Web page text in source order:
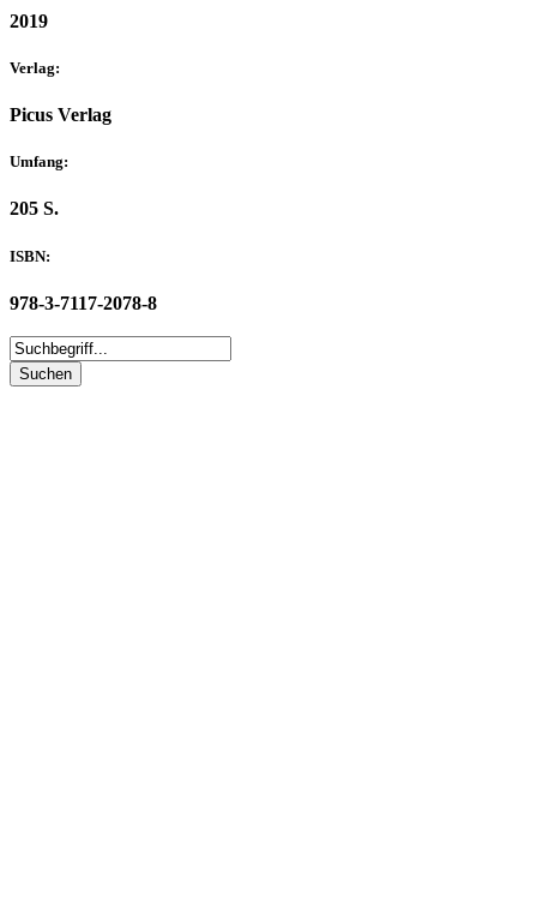
2019
Verlag:
Picus Verlag
Umfang:
205 S.
ISBN:
978-3-7117-2078-8